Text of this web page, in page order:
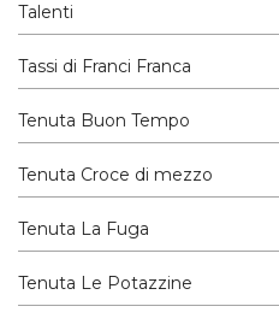
Talenti
Tassi di Franci Franca
Tenuta Buon Tempo
Tenuta Croce di mezzo
Tenuta La Fuga
Tenuta Le Potazzine